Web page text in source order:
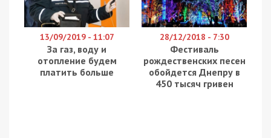
но вот у днепровского народного депутата и
правозащитника Виталия Куприя возникли
сомнения.
Как рассказывал49000.com.ua
, Виталий Куприй
не очень активен в парламенте, но в
переживаниях за украинскую армию он начал
собственное расследование. Он направил запрос